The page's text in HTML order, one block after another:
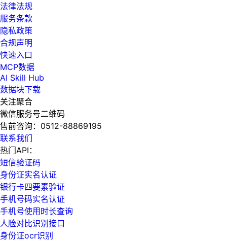
法律法规
服务条款
隐私政策
合规声明
快速入口
MCP数据
AI Skill Hub
数据块下载
关注聚合
微信服务号二维码
售前咨询： 0512-88869195
联系我们
热门API：
短信验证码
身份证实名认证
银行卡四要素验证
手机号码实名认证
手机号使用时长查询
人脸对比识别接口
身份证ocr识别